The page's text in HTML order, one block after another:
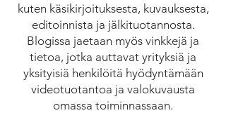
kuten käsikirjoituksesta, kuvauksesta,
editoinnista ja jälkituotannosta.
Blogissa jaetaan myös vinkkejä ja
tietoa, jotka auttavat yrityksiä ja
yksityisiä henkilöitä hyödyntämään
videotuotantoa ja valokuvausta
omassa toiminnassaan.